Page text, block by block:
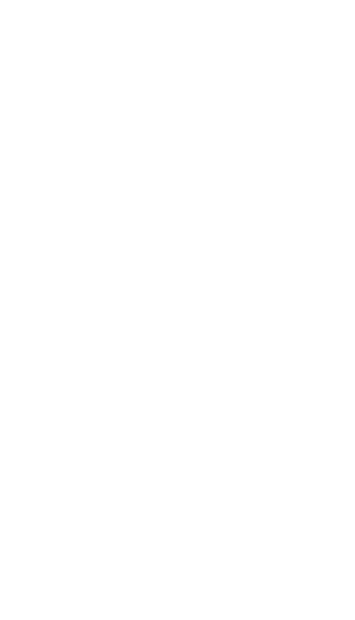
tų) kursai Klaipėdoje, Kretingoje
12 val.